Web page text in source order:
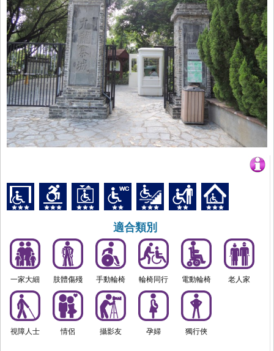
適合類別
一家大細 肢體傷殘 手動輪椅 輪椅同行 電動輪椅 老人家
視障人士 情侶 攝影友 孕婦 獨行俠